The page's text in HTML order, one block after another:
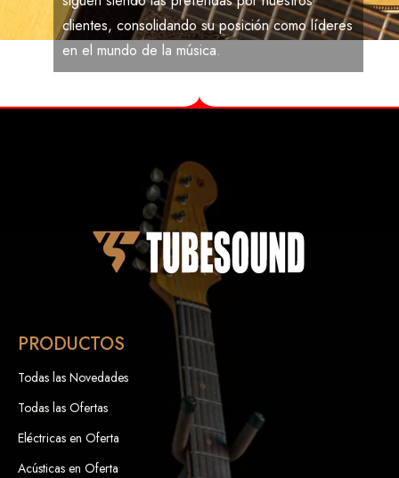
clientes, consolidando su posición como líderes
en el mundo de la música.
PRODUCTOS
Todas las Novedades
Todas las Ofertas
Eléctricas en Oferta
Acústicas en Oferta